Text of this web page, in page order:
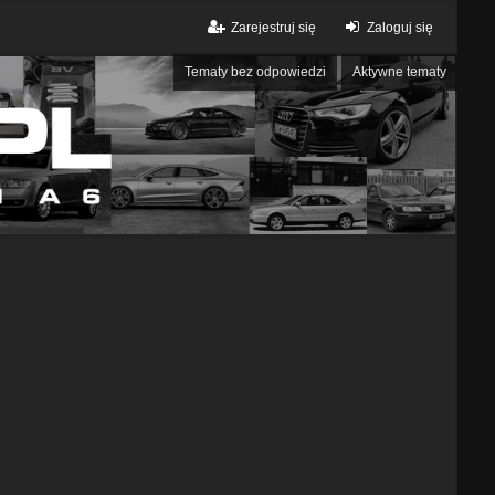
Zaloguj się
Zarejestruj się
Tematy bez odpowiedzi Aktywne tematy